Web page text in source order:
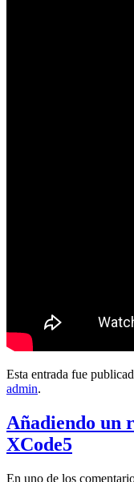
Esta entrada fue
admin.
Añadiendo un
XCode5
En uno de los